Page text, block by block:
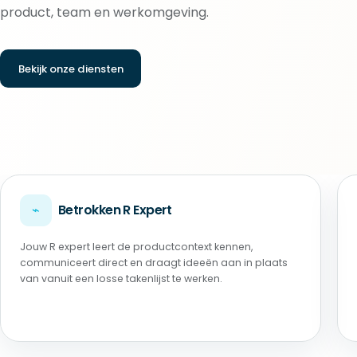
product, team en werkomgeving.
Bekijk onze diensten
⌁ Betrokken R Expert
Jouw R expert leert de productcontext kennen,
communiceert direct en draagt ideeën aan in plaats
van vanuit een losse takenlijst te werken.